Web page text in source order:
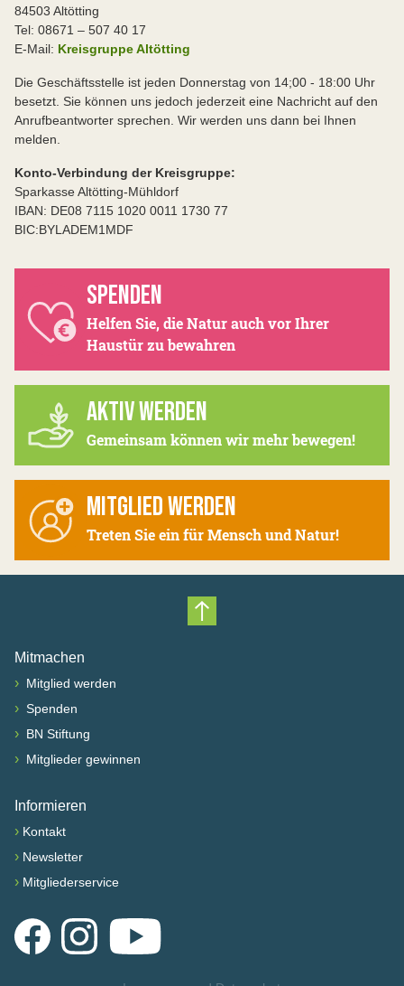
84503 Altötting
Tel: 08671 – 507 40 17
E-Mail: Kreisgruppe Altötting
Die Geschäftsstelle ist jeden Donnerstag von 14;00 - 18:00 Uhr
besetzt. Sie können uns jedoch jederzeit eine Nachricht auf den
Anrufbeantworter sprechen. Wir werden uns dann bei Ihnen
melden.
Konto-Verbindung der Kreisgruppe:
Sparkasse Altötting-Mühldorf
IBAN: DE08 7115 1020 0011 1730 77
BIC:BYLADEM1MDF
SPENDEN
Helfen Sie, die Natur auch vor Ihrer
Haustür zu bewahren
AKTIV WERDEN
Gemeinsam können wir mehr bewegen!
MITGLIED WERDEN
Treten Sie ein für Mensch und Natur!
Nach oben scrollen
Mitmachen
› Mitglied werden
› Spenden
› BN Stiftung
› Mitglieder gewinnen
Informieren
› Kontakt
› Newsletter
› Mitgliederservice
FacebookInstagramYouTube